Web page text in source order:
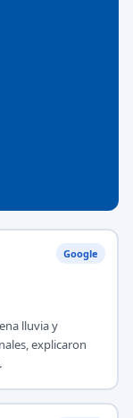
Google
lluvia y
explicaron